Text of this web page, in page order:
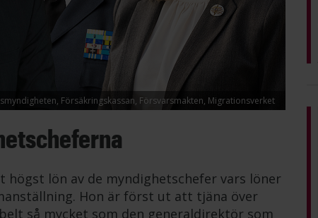
Försäkringskassan, Försvarsmakten, Migrationsverket
lön av de myndighetschefer vars löner
Hon är först ut att tjäna över
så mycket som den generaldirektör som